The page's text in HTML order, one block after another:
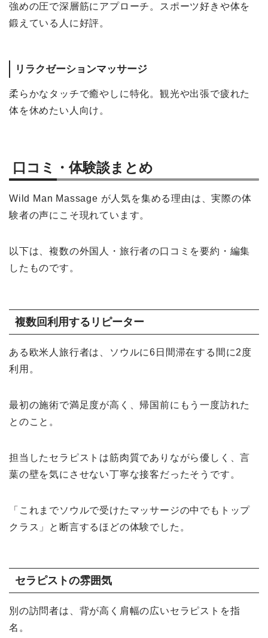
強めの圧で深層筋にアプローチ。スポーツ好きや体を
鍛えている人に好評。
リラクゼーションマッサージ
柔らかなタッチで癒やしに特化。観光や出張で疲れた
体を休めたい人向け。
口コミ・体験談まとめ
Wild Man Massage が人気を集める理由は、実際の体
験者の声にこそ現れています。
以下は、複数の外国人・旅行者の口コミを要約・編集
したものです。
複数回利用するリピーター
ある欧米人旅行者は、ソウルに6日間滞在する間に2度
利用。
最初の施術で満足度が高く、帰国前にもう一度訪れた
とのこと。
担当したセラピストは筋肉質でありながら優しく、言
葉の壁を気にさせない丁寧な接客だったそうです。
「これまでソウルで受けたマッサージの中でもトップ
クラス」と断言するほどの体験でした。
セラピストの雰囲気
別の訪問者は、背が高く肩幅の広いセラピストを指
名。